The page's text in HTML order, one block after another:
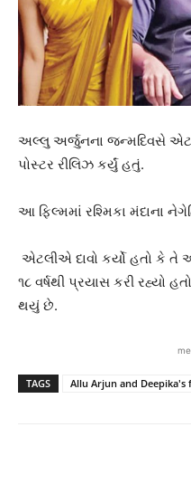
અલ્લુ અર્જુનના જન્મદિવસે
પોસ્ટર રીલિઝ કર્યું હતું.
આ ફિલ્મમાં રશ્મિકા મંદાના
એટલીએ દાવો કર્યો હતો કે તે
૧૮ વર્ષથી પ્રયાસ કરી રહ્યો
થયું છે.
TAGS Allu Arjun and Deepika's